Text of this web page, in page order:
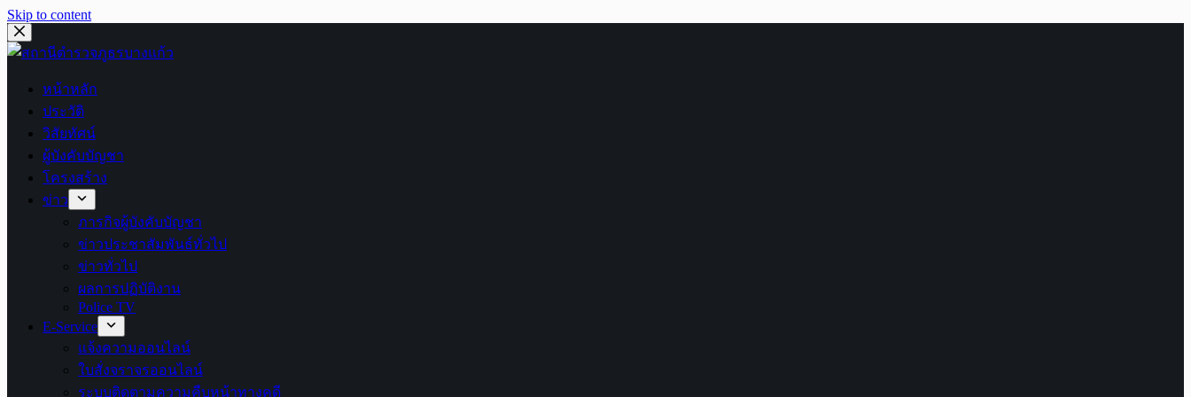
Skip to content
หน้าหลัก
ประวัติ
วิสัยทัศน์
ผู้บังคับบัญชา
โครงสร้าง
ข่าว
ภารกิจผู้บังคับบัญชา
ข่าวประชาสัมพันธ์ทั่วไป
ข่าวทั่วไป
ผลการปฏิบัติงาน
Police TV
E-Service
แจ้งความออนไลน์
ใบสั่งจราจรออนไลน์
ระบบติดตามความคืบหน้าทางคดี